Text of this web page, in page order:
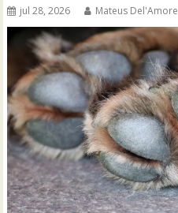
jul 28, 2026 Mateus Del'Amore